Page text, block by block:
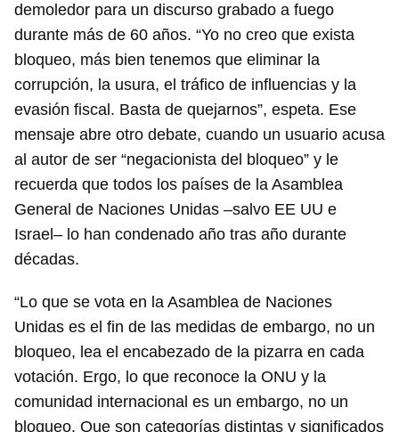
demoledor para un discurso grabado a fuego
durante más de 60 años. “Yo no creo que exista
bloqueo, más bien tenemos que eliminar la
corrupción, la usura, el tráfico de influencias y la
evasión fiscal. Basta de quejarnos”, espeta. Ese
mensaje abre otro debate, cuando un usuario acusa
al autor de ser “negacionista del bloqueo” y le
recuerda que todos los países de la Asamblea
General de Naciones Unidas –salvo EE UU e
Israel– lo han condenado año tras año durante
décadas.
“Lo que se vota en la Asamblea de Naciones
Unidas es el fin de las medidas de embargo, no un
bloqueo, lea el encabezado de la pizarra en cada
votación. Ergo, lo que reconoce la ONU y la
comunidad internacional es un embargo, no un
bloqueo. Que son categorías distintas y significados